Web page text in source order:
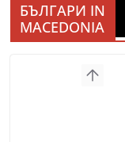
БЪЛГАРИ IN
MACEDONIA